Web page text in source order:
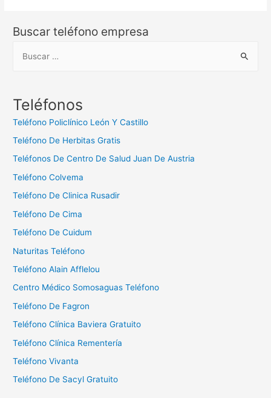
Buscar teléfono empresa
c
:
Teléfonos
Teléfono Policlínico León Y Castillo
Teléfono De Herbitas Gratis
Teléfonos De Centro De Salud Juan De Austria
Teléfono Colvema
Teléfono De Clinica Rusadir
Teléfono De Cima
Teléfono De Cuidum
Naturitas Teléfono
Teléfono Alain Afflelou
Centro Médico Somosaguas Teléfono
Teléfono De Fagron
Teléfono Clínica Baviera Gratuito
Teléfono Clínica Rementería
Teléfono Vivanta
Teléfono De Sacyl Gratuito